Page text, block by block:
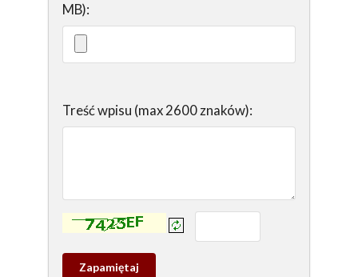
MB):
Treść wpisu (max 2600 znaków):
Kontrola - wprowadź tekst z obrazka:
Zapamietaj